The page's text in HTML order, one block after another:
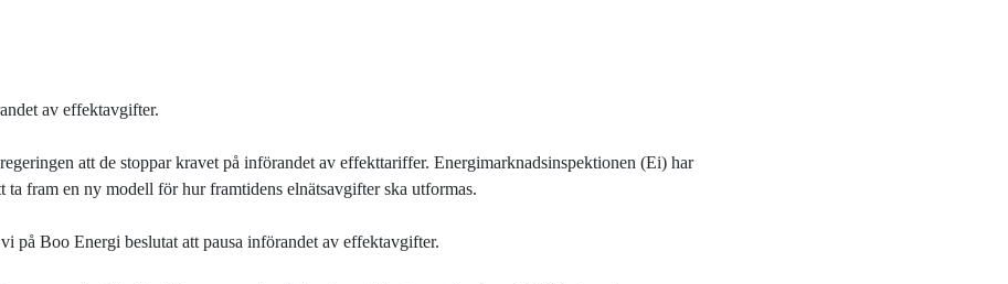
av effektavgifter.
att de stoppar kravet på införandet av effekttariffer. Energimarknadsinspektionen (Ei) har
ta fram en ny modell för hur framtidens elnätsavgifter ska utformas.
på Boo Energi beslutat att pausa införandet av effektavgifter.